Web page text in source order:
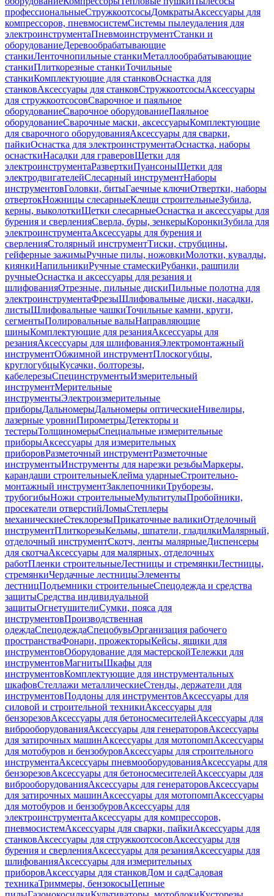
профессиональныеСтружкоотсосыДомкратыАксессуары для
компрессоров, пневмосистемСистемы пылеудаления для
электроинструментаПневмоинструментСтанки и
оборудованиеДеревообрабатывающие
станкиЛенточнопильные станкиМеталлообрабатывающие
станкиПлиткорезные станкиТочильные
станкиКомплектующие для станковОснастка для
станковАксессуары для станковСтружкоотсосыАксессуары
для стружкоотсосовСварочное и паяльное
оборудованиеСварочное оборудованиеПаяльное
оборудованиеСварочные маски, аксессуарыКомплектующие
для сварочного оборудованияАксессуары для сварки,
пайкиОснастка для электроинструментаОснастка, наборы
оснасткиНасадки для граверовЩетки для
электроинструментаРазверткиПуансоныЩетки для
электродвигателейСлесарный инструментНаборы
инструментовГоловки, битыГаечные ключиОтвертки, наборы
отвертокНожницы слесарныеКлещи строительныеЗубила,
керны, выколоткиЩетки слесарныеОснастка и аксессуары для
бурения и сверленияСверла, буры, зенкерыКоронкиЗубила для
электроинструментаАксессуары для бурения и
сверленияСтолярный инструментТиски, струбцины,
гейферные зажимыРучные пилы, ножовкиМолотки, кувалды,
киянкиНапильникиРучные стамескиРубанки, рашпили
ручныеОснастка и аксессуары для резания и
шлифованияОтрезные, пильные дискиПильные полотна для
электроинструментаФрезыШлифовальные диски, насадки,
листыШлифовальные чашкиТочильные камни, круги,
сегментыПолировальные валыНаправляющие
шиныКомплектующие для резанияАксессуары для
резанияАксессуары для шлифованияЭлектромонтажный
инструментОбжимной инструментПлоскогубцы,
круглогубцыКусачки, болторезы,
кабелерезыСпецинструментыИзмерительный
инструментМерительные
инструментыЭлектроизмерительные
приборыДальномерыДальномеры оптическиеНивелиры,
лазерные уровниПирометрыДетекторы и
тестерыТолщиномерыСпециальные измерительные
приборыАксессуары для измерительных
приборовРазметочный инструментРазметочные
инструментыИнструменты для нарезки резьбыМаркеры,
карандаши строительныеКлейма ударныеСтроительно-
монтажный инструментЗаклепочникиТруборезы,
трубогибыНожи строительныеМультитулыПробойники,
просекатели отверстийЛомыСтеплеры
механическиеСтеклорезыПрикаточные валикиОтделочный
инструментПлиткорезыКельмы, шпатели, гладилкиМалярный,
отделочный инструментСкотч, ленты малярныеДиспенсеры
для скотчаАксессуары для малярных, отделочных
работПленки строительныеЛестницы и стремянкиЛестницы,
стремянкиЧердачные лестницыЭлементы
лестницПодъемники строительныеСпецодежда и средства
защитыСредства индивидуальной
защитыОгнетушителиСумки, пояса для
инструментовПроизводственная
одеждаСпецодеждаСпецобувьОрганизация рабочего
пространстваФонари, прожекторыКейсы, ящики для
инструментовОборудование для мастерскойТележки для
инструментовМагнитыШкафы для
инструментовКомплектующие для инструментальных
шкафовСтеллажи металлическиеСтенды, держатели для
инструментовПоддоны для инструментовАксессуары для
силовой и строительной техникиАксессуары для
бензорезовАксессуары для бетоносмесителейАксессуары для
виброоборудованияАксессуары для генераторовАксессуары
для затирочных машинАксессуары для мотопомпАксессуары
для мотобуров и бензобуровАксессуары для строительного
инструментаАксессуары пневмооборудованияАксессуары для
бензорезовАксессуары для бетоносмесителейАксессуары для
виброоборудованияАксессуары для генераторовАксессуары
для затирочных машинАксессуары для мотопомпАксессуары
для мотобуров и бензобуровАксессуары для
электроинструментаАксессуары для компрессоров,
пневмосистемАксессуары для сварки, пайкиАксессуары для
станковАксессуары для стружкоотсосовАксессуары для
бурения и сверленияАксессуары для резанияАксессуары для
шлифованияАксессуары для измерительных
приборовАксессуары для станковДом и садСадовая
техникаТриммеры, бензокосыЦепные